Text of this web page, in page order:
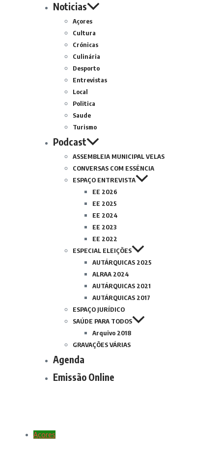
Noticias
Açores
Cultura
Crónicas
Culinária
Desporto
Entrevistas
Local
Politica
Saude
Turismo
Podcast
ASSEMBLEIA MUNICIPAL VELAS
CONVERSAS COM ESSÊNCIA
ESPAÇO ENTREVISTA
EE 2026
EE 2025
EE 2024
EE 2023
EE 2022
ESPECIAL ELEIÇÕES
AUTÁRQUICAS 2025
ALRAA 2024
AUTÁRQUICAS 2021
AUTÁRQUICAS 2017
ESPAÇO JURÍDICO
SAÚDE PARA TODOS
Arquivo 2018
GRAVAÇÕES VÁRIAS
Agenda
Emissão Online
Açores